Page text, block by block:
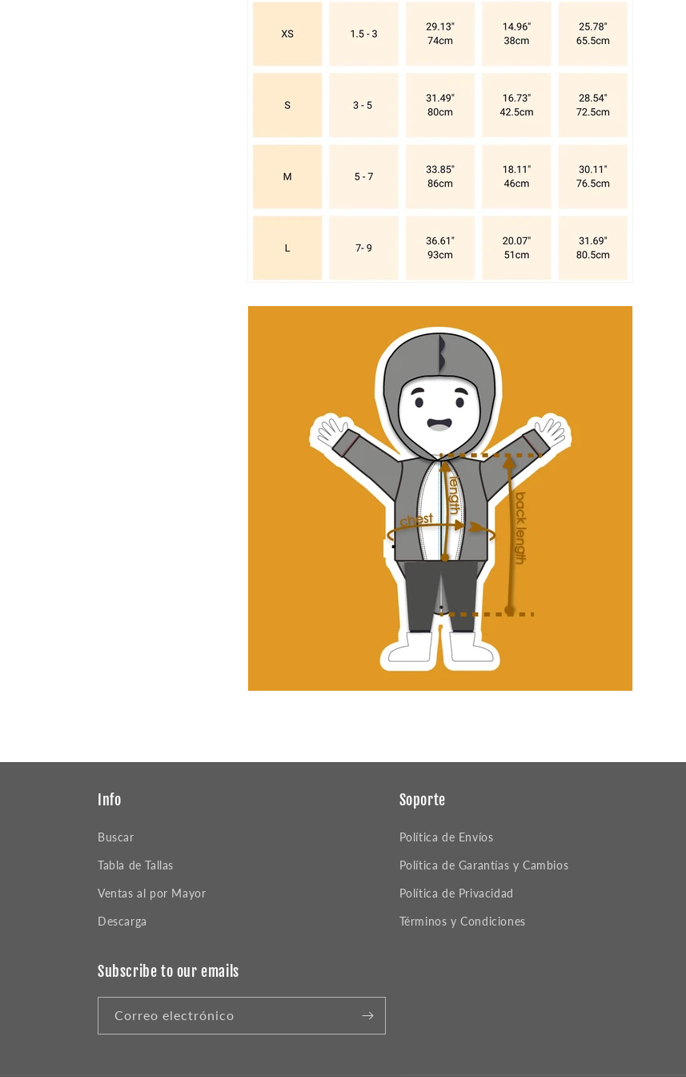
Info
Buscar
Tabla de Tallas
Ventas al por Mayor
Descarga
Soporte
Política de Envíos
Política de Garantías y Cambios
Política de Privacidad
Términos y Condiciones
Subscribe to our emails
Correo electrónico